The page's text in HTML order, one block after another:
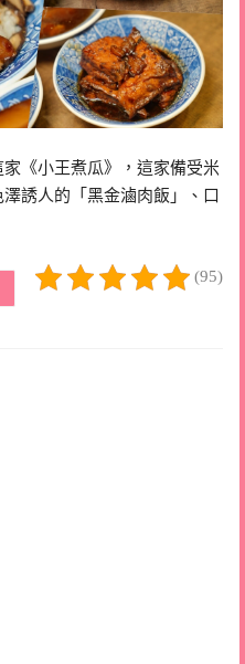
《小王煮瓜》，這家備受米
誘人的「黑金滷肉飯」、口
(95)